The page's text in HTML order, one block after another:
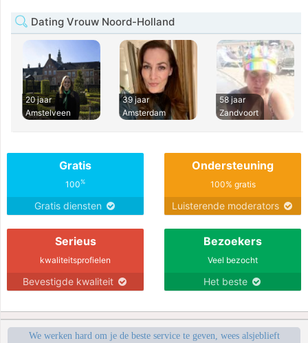
Dating Vrouw Noord-Holland
20 jaar
Amstelveen
39 jaar
Amsterdam
58 jaar
Zandvoort
Gratis
100%
Gratis diensten
Ondersteuning
100% gratis
Luisterende moderators
Serieus
kwaliteitsprofielen
Bevestigde kwaliteit
Bezoekers
Veel bezocht
Het beste
We werken hard om je de beste service te geven, wees alsjeblieft